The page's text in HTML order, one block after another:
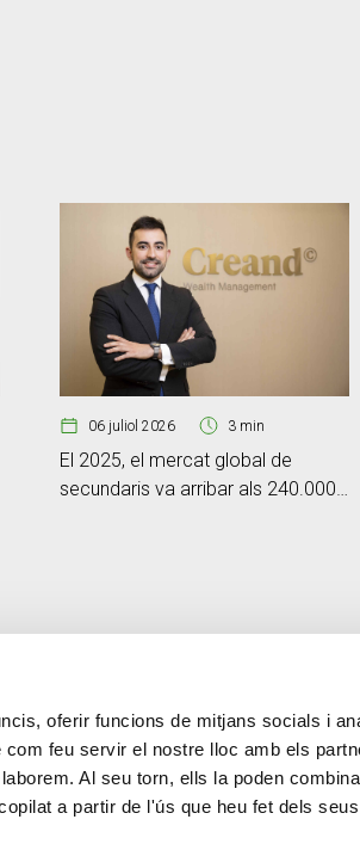
oferir funcions de mitjans socials i
feu servir el nostre lloc amb els
Al seu torn, ells la poden
a partir de l'ús que heu fet dels seus
06 juliol 2026 3 min
El 2025, el mercat global de
secundaris va arribar als 240.000
MÉS CREAND
Actualitat